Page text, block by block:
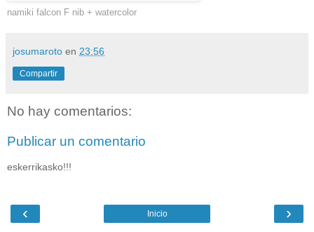
namiki falcon F nib + watercolor
josumaroto en 23:56
Compartir
No hay comentarios:
Publicar un comentario
eskerrikasko!!!
‹ ›
Inicio